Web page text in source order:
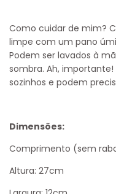
Como cuidar de mim?
limpe com um pano
Podem ser lavados à
sombra. Ah,
sozinhos e podem
Dimensões:
Comprimento (sem
Altura: 27cm